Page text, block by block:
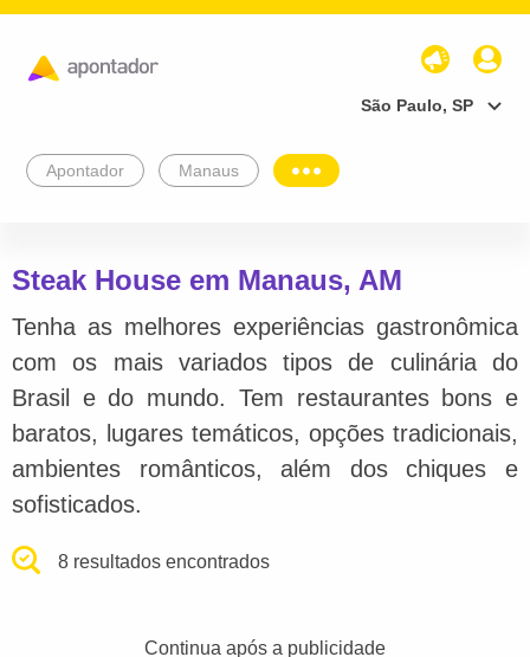
São Paulo, SP
Apontador Manaus
Steak House em Manaus, AM
Tenha as melhores experiências gastronômica
com os mais variados tipos de culinária do
Brasil e do mundo. Tem restaurantes bons e
baratos, lugares temáticos, opções tradicionais,
ambientes românticos, além dos chiques e
sofisticados.
8 resultados encontrados
Continua após a publicidade